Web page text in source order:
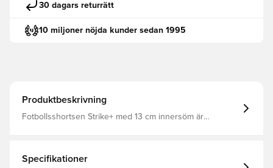
30 dagars returrätt
10 miljoner nöjda kunder sedan 1995
Produktbeskrivning
Fotbollsshortsen Strike+ med 13 cm innersöm är
Specifikationer